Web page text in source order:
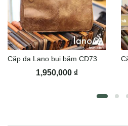
Cặp da Lano bụi bặm CD73
1,950,000 ₫